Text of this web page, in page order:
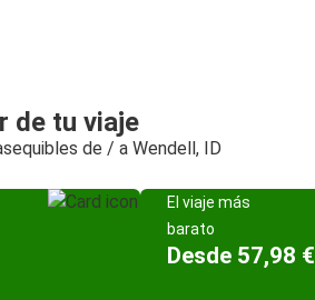
de tu viaje
de / a Wendell, ID
El viaje más
barato
Desde 57,98 €